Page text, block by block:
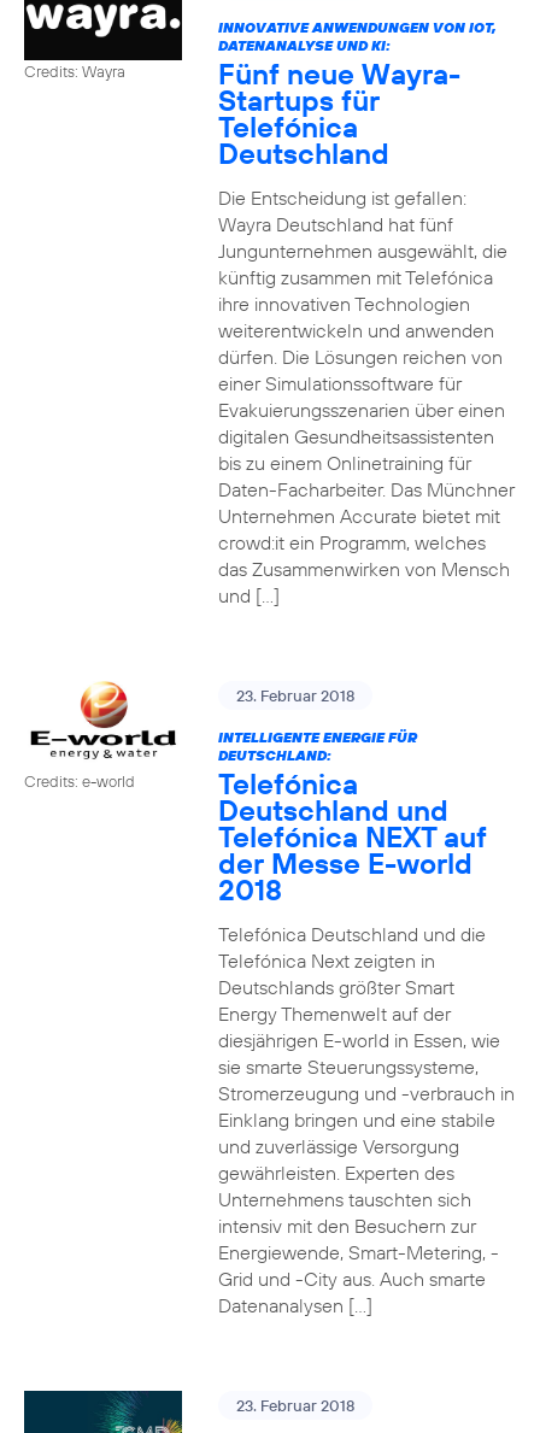
Credits: Wayra
INNOVATIVE ANWENDUNGEN VON IOT,
DATENANALYSE UND KI:
Fünf neue Wayra-
Startups für
Telefónica
Deutschland
Die Entscheidung ist gefallen:
Wayra Deutschland hat fünf
Jungunternehmen ausgewählt, die
künftig zusammen mit Telefónica
ihre innovativen Technologien
weiterentwickeln und anwenden
dürfen. Die Lösungen reichen von
einer Simulationssoftware für
Evakuierungsszenarien über einen
digitalen Gesundheitsassistenten
bis zu einem Onlinetraining für
Daten-Facharbeiter. Das Münchner
Unternehmen Accurate bietet mit
crowd:it ein Programm, welches
das Zusammenwirken von Mensch
und […]
Credits: e-world
23. Februar 2018
INTELLIGENTE ENERGIE FÜR
DEUTSCHLAND:
Telefónica
Deutschland und
Telefónica NEXT auf
der Messe E-world
2018
Telefónica Deutschland und die
Telefónica Next zeigten in
Deutschlands größter Smart
Energy Themenwelt auf der
diesjährigen E-world in Essen, wie
sie smarte Steuerungssysteme,
Stromerzeugung und -verbrauch in
Einklang bringen und eine stabile
und zuverlässige Versorgung
gewährleisten. Experten des
Unternehmens tauschten sich
intensiv mit den Besuchern zur
Energiewende, Smart-Metering, -
Grid und -City aus. Auch smarte
Datenanalysen […]
23. Februar 2018